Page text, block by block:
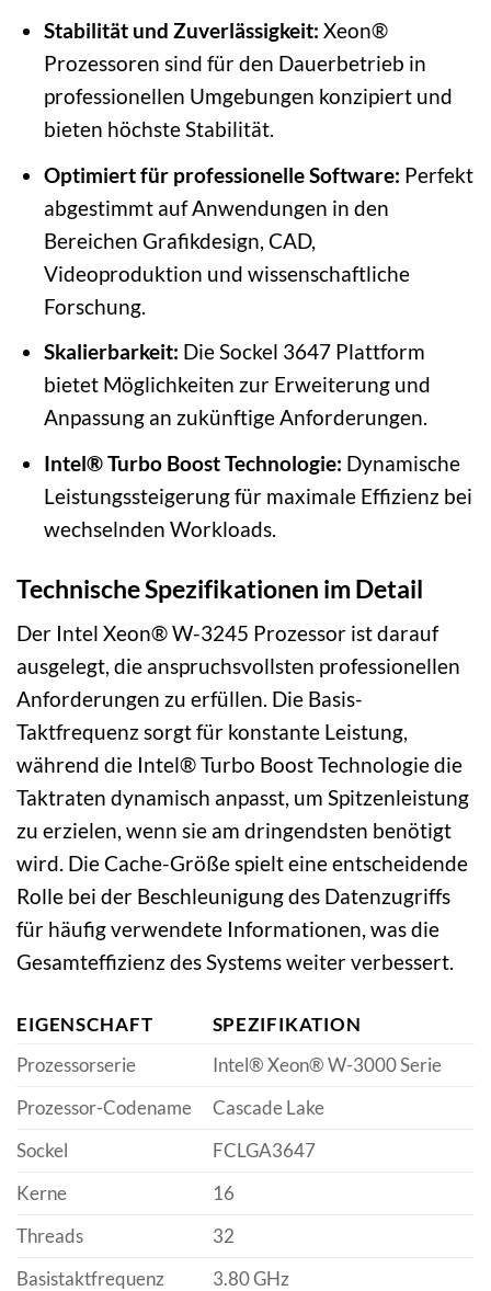
Stabilität und Zuverlässigkeit: Xeon®
Prozessoren sind für den Dauerbetrieb in
professionellen Umgebungen konzipiert und
bieten höchste Stabilität.
Optimiert für professionelle Software: Perfekt
abgestimmt auf Anwendungen in den
Bereichen Grafikdesign, CAD,
Videoproduktion und wissenschaftliche
Forschung.
Skalierbarkeit: Die Sockel 3647 Plattform
bietet Möglichkeiten zur Erweiterung und
Anpassung an zukünftige Anforderungen.
Intel® Turbo Boost Technologie: Dynamische
Leistungssteigerung für maximale Effizienz bei
wechselnden Workloads.
Technische Spezifikationen im Detail
Der Intel Xeon® W-3245 Prozessor ist darauf
ausgelegt, die anspruchsvollsten professionellen
Anforderungen zu erfüllen. Die Basis-
Taktfrequenz sorgt für konstante Leistung,
während die Intel® Turbo Boost Technologie die
Taktraten dynamisch anpasst, um Spitzenleistung
zu erzielen, wenn sie am dringendsten benötigt
wird. Die Cache-Größe spielt eine entscheidende
Rolle bei der Beschleunigung des Datenzugriffs
für häufig verwendete Informationen, was die
Gesamteffizienz des Systems weiter verbessert.
EIGENSCHAFT
SPEZIFIKATION
Prozessorserie
Intel® Xeon® W-3000 Serie
Prozessor-Codename
Cascade Lake
Sockel
FCLGA3647
Kerne
16
Threads
32
Basistaktfrequenz
3.80 GHz